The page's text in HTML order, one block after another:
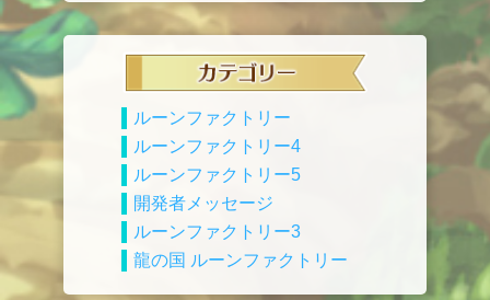
ルーンファクトリー
ルーンファクトリー4
ルーンファクトリー5
開発者メッセージ
ルーンファクトリー3
龍の国 ルーンファクトリー